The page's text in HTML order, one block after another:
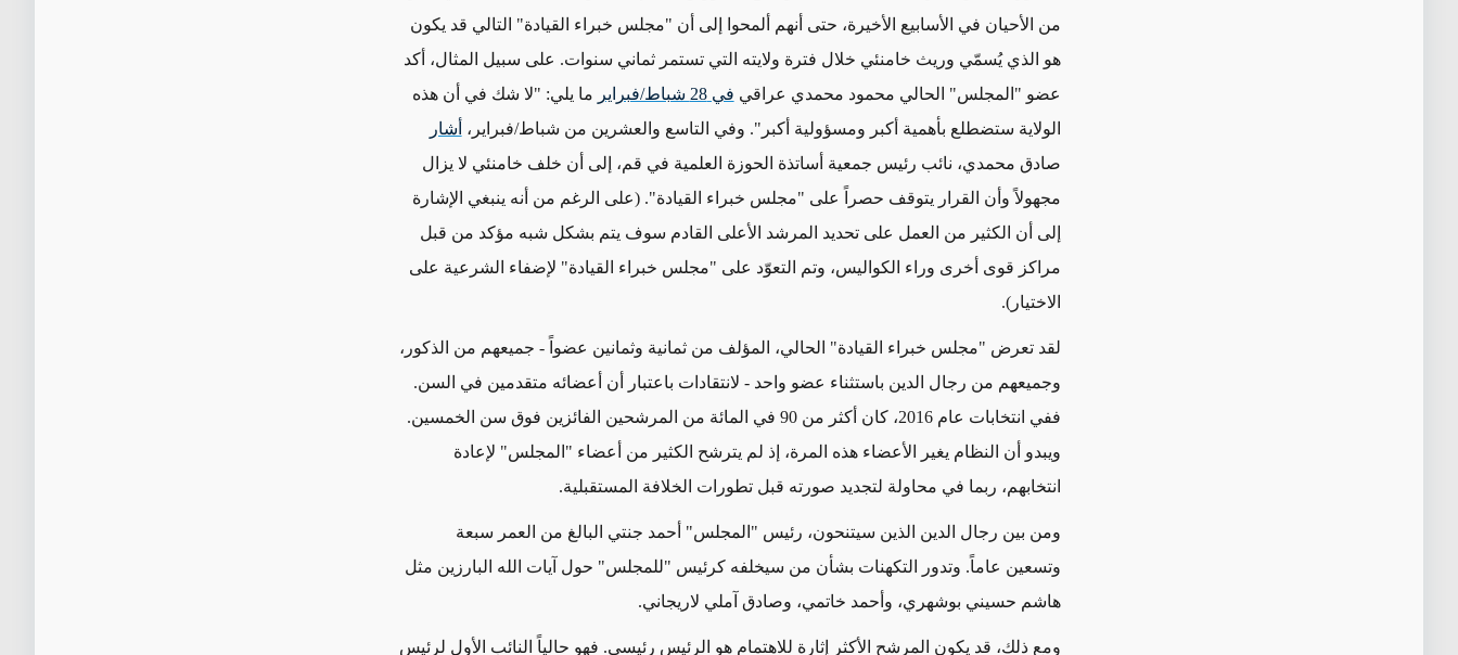
من الأحيان في الأسابيع الأخيرة، حتى أنهم ألمحوا إلى أن "مجلس خبراء القيادة" التالي قد يكون
هو الذي يُسمّي وريث خامنئي خلال فترة ولايته التي تستمر ثماني سنوات. على سبيل المثال، أكد
عضو "المجلس" الحالي محمود محمدي عراقي في 28 شباط/فبراير
ما يلي: "لا شك في أن هذه
الولاية ستضطلع بأهمية أكبر ومسؤولية أكبر". وفي التاسع والعشرين من شباط/فبراير، أشار
صادق محمدي، نائب رئيس جمعية أساتذة الحوزة العلمية في قم، إلى أن خلف خامنئي لا يزال
مجهولاً وأن القرار يتوقف حصراً على "مجلس خبراء القيادة".(على الرغم من أنه ينبغي الإشارة
إلى أن الكثير من العمل على تحديد المرشد الأعلى القادم سوف يتم بشكل شبه مؤكد من قبل
مراكز قوى أخرى وراء الكواليس، وتم التعوّد على "مجلس خبراء القيادة" لإضفاء الشرعية على
الاختيار).
لقد تعرض "مجلس خبراء القيادة" الحالي، المؤلف من ثمانية وثمانين عضواً- جميعهم من الذكور،
وجميعهم من رجال الدين باستثناء عضو واحد - لانتقادات باعتبار أن أعضائه متقدمين في السن.
ففي انتخابات عام 2016، كان أكثر من 90 في المائة من المرشحين الفائزين فوق سن الخمسين.
ويبدو أن النظام يغير الأعضاء هذه المرة، إذ لم يترشح الكثير من أعضاء "المجلس" لإعادة
انتخابهم، ربما في محاولة لتجديد صورته قبل تطورات الخلافة المستقبلية.
ومن بين رجال الدين الذين سيتنحون، رئيس "المجلس" أحمد جنتي البالغ من العمر سبعة
وتسعين عاماً. وتدور التكهنات بشأن من سيخلفه كرئيس "للمجلس" حول آيات الله البارزين مثل
هاشم حسيني بوشهري، وأحمد خاتمي، وصادق آملي لاريجاني.
ومع ذلك، قد يكون المرشح الأكثر إثارة للاهتمام هو الرئيس رئيسي. فهو حالياً النائب الأول لرئيس